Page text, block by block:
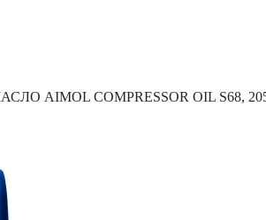
AIMOL COMPRESSOR OIL S68,